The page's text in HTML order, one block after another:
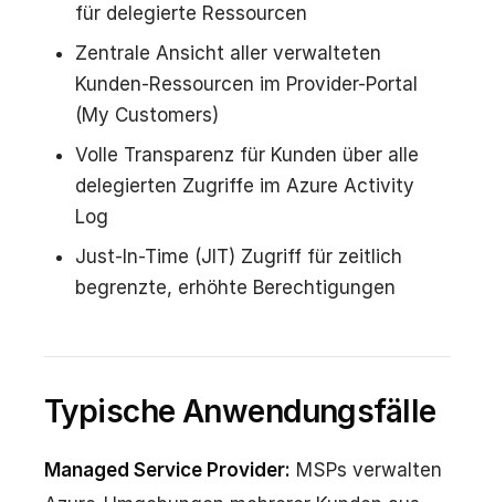
für delegierte Ressourcen
Zentrale Ansicht aller verwalteten
Kunden-Ressourcen im Provider-Portal
(My Customers)
Volle Transparenz für Kunden über alle
delegierten Zugriffe im Azure Activity
Log
Just-In-Time (JIT) Zugriff für zeitlich
begrenzte, erhöhte Berechtigungen
Typische Anwendungsfälle
Managed Service Provider: MSPs verwalten